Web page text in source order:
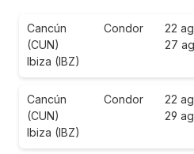
Cancún
(CUN)
Ibiza (IBZ)
Condor
22
27
Cancún
(CUN)
Ibiza (IBZ)
Condor
22
29